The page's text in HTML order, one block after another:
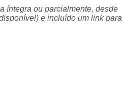
íntegra ou parcialmente, desde
e incluído um link para